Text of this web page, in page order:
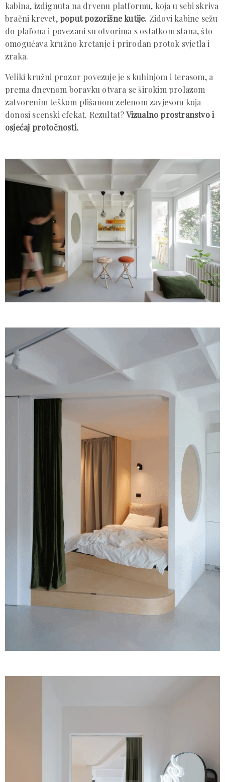
kabina, izdignuta na drvenu platformu, koja u sebi skriva
bračni krevet,poput pozorišne kutije. Zidovi kabine sežu
do plafona i povezani su otvorima s ostatkom stana, što
omogućava kružno kretanje i prirodan protok svjetla i
zraka.
Veliki kružni prozor povezuje je s kuhinjom i terasom, a
prema dnevnom boravku otvara se širokim prolazom
zatvorenim teškom plišanom zelenom zavjesom koja
donosi scenski efekat. Rezultat?Vizualno prostranstvo i
osjećaj protočnosti.